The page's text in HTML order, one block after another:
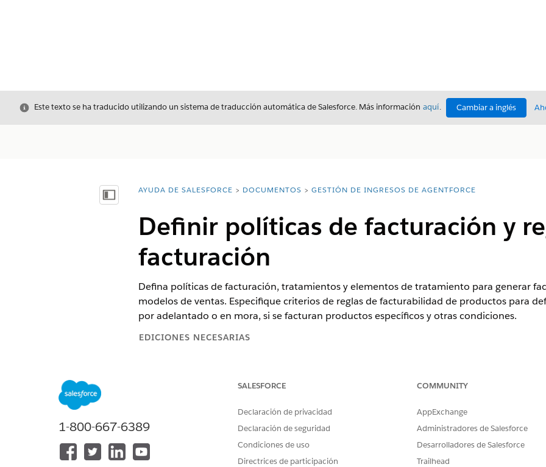
Cerrar
Este texto se ha traducido utilizando un sistema de traducción automática de Salesforce. Más información aquí. Cambiar a inglés
Mostrar índice de materias
Usted está aquí:
AYUDA DE SALESFORCE DOCUMENTOS GESTIÓN DE INGRESOS DE AGENTFORCE
Definir políticas de facturación y
facturación
Defina políticas de facturación, tratamientos y elementos de tratamiento para generar
modelos de ventas. Especifique criterios de reglas de facturabilidad de productos para
por adelantado o en mora, si se facturan productos específicos y otras condiciones.
EDICIONES NECESARIAS
EnterpriseEdition,Unlimited Edition conla licencia Revenue
Crear políticas de facturación, tratamientos y elementos de tratamiento
1-800-667-6389
SALESFORCE
Declaración de privacidad
Declaración de seguridad
Condiciones de uso
Directrices de participación
COMMUNITY
AppExchange
Administradores de Salesforce
Desarrolladores de Salesforce
Trailhead